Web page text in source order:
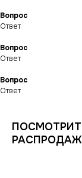
Вопрос
Ответ
Вопрос
Ответ
Вопрос
Ответ
КАТАЛОГ
Распродажа